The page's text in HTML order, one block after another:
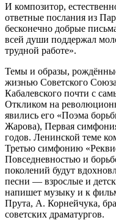
И композитор,
ответные послания из
бесконечно добрые
всей души поддержал
трудной работе».
Темы и образы,
жизнью Советского
Кабалевского почти с
Откликом на
явились его «Поэма
Жарова), Первая
годов. Ленинской теме
Третью симфонию
Повседневностью и
поколений будут
песни — взрослые и
напишет музыку и к
Прута, А. Корнейчука,
советских драматургов.